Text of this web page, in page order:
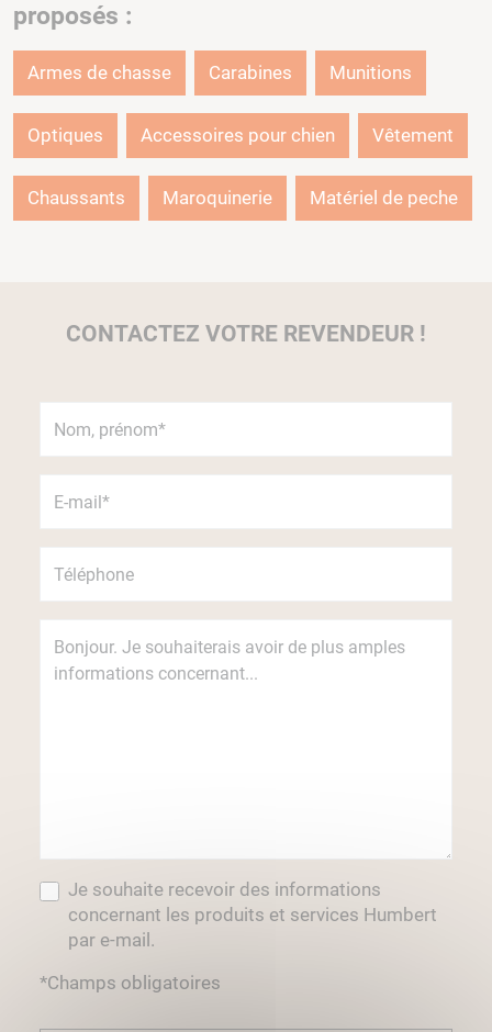
proposés :
Armes de chasse Carabines Munitions
Optiques Accessoires pour chien Vêtement
Chaussants Maroquinerie Matériel de peche
CONTACTEZ VOTRE REVENDEUR !
Je souhaite recevoir des informations
concernant les produits et services Humbert
par e-mail.
*Champs obligatoires